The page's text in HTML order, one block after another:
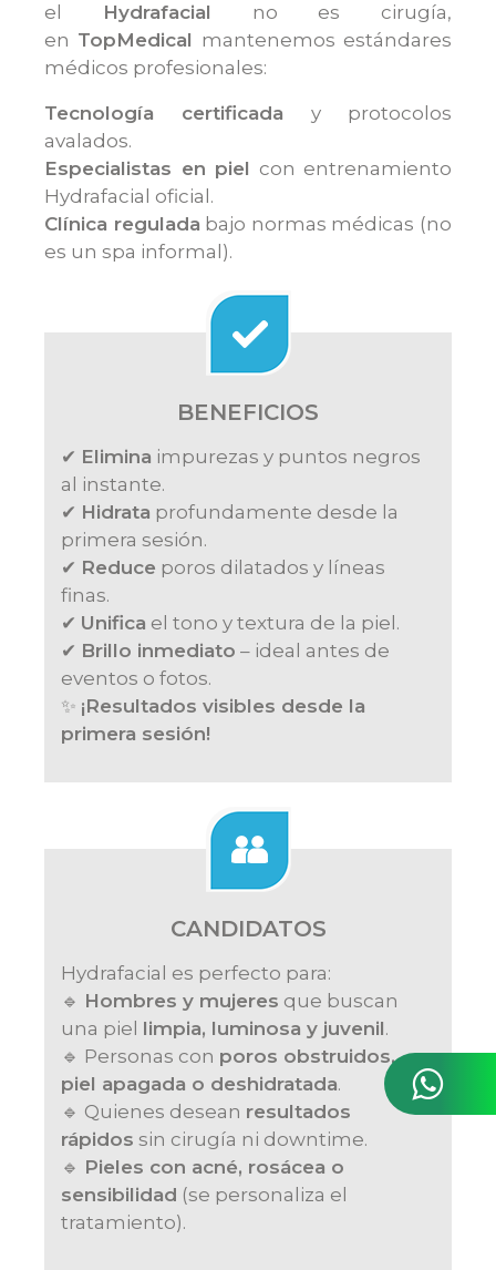
el
Hydrafacial no es cirugía,
en TopMedical mantenemos estándares
médicos profesionales:
Tecnología certificada y protocolos
avalados.
Especialistas en piel con entrenamiento
Hydrafacial oficial.
Clínica regulada bajo normas médicas (no
es un spa informal).
BENEFICIOS
✔ Elimina impurezas y puntos negros
al instante.
✔ Hidrata profundamente desde la
primera sesión.
✔ Reduce poros dilatados y líneas
finas.
✔ Unifica el tono y textura de la piel.
✔ Brillo inmediato – ideal antes de
eventos o fotos.
✨ ¡Resultados visibles desde la
primera sesión!
CANDIDATOS
Hydrafacial es perfecto para:
🔹 Hombres y mujeres que buscan
una piel limpia, luminosa y juvenil.
🔹 Personas con poros obstruidos,
piel apagada o deshidratada.
🔹 Quienes desean resultados
rápidos sin cirugía ni downtime.
🔹 Pieles con acné, rosácea o
sensibilidad (se personaliza el
tratamiento).